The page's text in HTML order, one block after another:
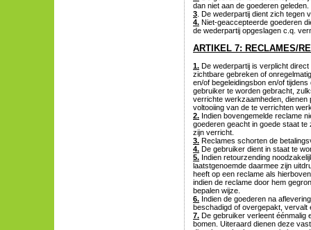
dan niet aan de goederen geleden.
3 . De wederpartij dient zich
4. Niet-geaccepteerde goederen
de wederpartij opgeslagen c.q.
ARTIKEL 7: RECLAMES/
1. De wederpartij is verplicht
zichtbare gebreken of
en/of begeleidingsbon en/of
gebruiker te worden gebracht,
verrichte werkzaamheden, dienen
voltooiing van de te verrichten
2. Indien bovengemelde reclame
goederen geacht in goede staat
zijn verricht.
3. Reclames schorten de
4. De gebruiker dient in staat te
5. Indien retourzending
laatstgenoemde daarmee zijn
heeft op een reclame als
indien de reclame door hem
bepalen wijze.
6. Indien de goederen na
beschadigd of overgepakt, vervalt
7. De gebruiker verleent éénmalig
bomen. Uiteraard dienen deze